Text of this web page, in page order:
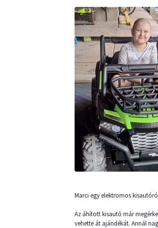
Marci egy elektromos
Az áhított kisautó már
vehette át ajándékát. Annál